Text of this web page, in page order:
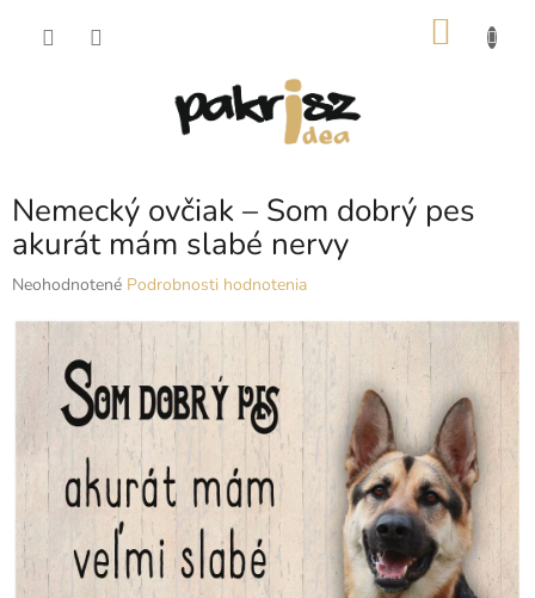
Nemecký ovčiak – Som dobrý pes
akurát mám slabé nervy
Priemerné
produktu
hviezdičiek.
Neohodnotené Podrobnosti hodnotenia